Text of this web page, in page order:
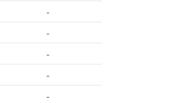
-
-
-
-
-